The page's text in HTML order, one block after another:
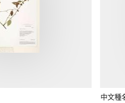
中文種